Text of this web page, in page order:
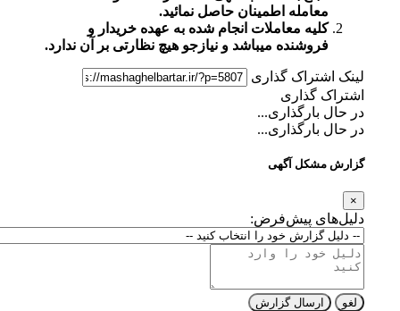
معامله اطمینان حاصل نمائید.
کلیه معاملات انجام شده به عهده خریدار و
فروشنده میباشد و نیازجو هیچ نظارتی بر آن ندارد.
لینک اشتراک گذاری
اشتراک گذاری
در حال بارگذاری...
در حال بارگذاری...
گزارش مشکل آگهی
دلیل‌های پیش‌فرض:
ارسال گزارش